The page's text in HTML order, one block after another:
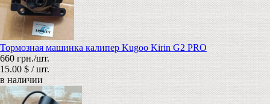
Тормозная машинка калипер Kugoo Kirin G2 PRO
660 грн./шт.
15.00 $ / шт.
в наличии